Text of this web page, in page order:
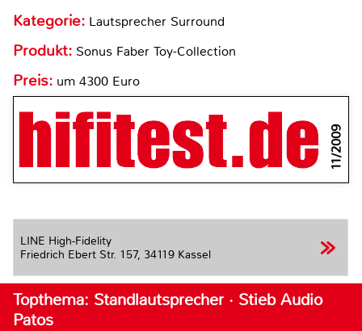
Kategorie: Lautsprecher Surround
Produkt: Sonus Faber Toy-Collection
Preis: um 4300 Euro
11/2009
LINE High-Fidelity
Friedrich Ebert Str. 157, 34119 Kassel
Topthema: Standlautsprecher · Stieb Audio
Patos